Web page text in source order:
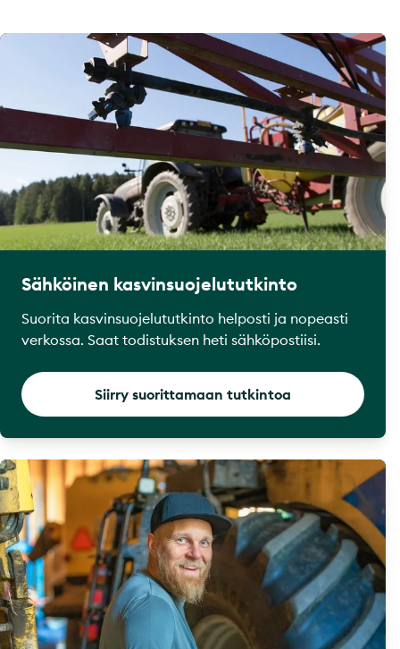
Sähköinen kasvinsuojelututkinto
Suorita kasvinsuojelututkinto helposti ja nopeasti
verkossa. Saat todistuksen heti sähköpostiisi.
Siirry suorittamaan tutkintoa